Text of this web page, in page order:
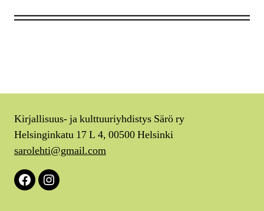
Kirjallisuus- ja kulttuuriyhdistys Särö ry
Helsinginkatu 17 L 4, 00500 Helsinki
sarolehti@gmail.com
FacebookInstagram